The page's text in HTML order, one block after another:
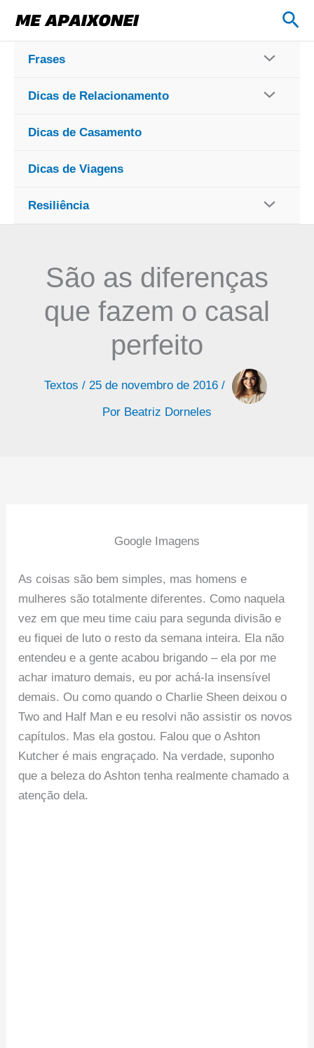
para
conteúdo
Frases
Dicas de Relacionamento
Dicas de Casamento
Dicas de Viagens
Resiliência
São as diferenças
que fazem o casal
perfeito
Textos / 25 de novembro de 2016 /
Por Beatriz Dorneles
Google Imagens
As coisas são bem simples, mas homens e
mulheres são totalmente diferentes. Como naquela
vez em que meu time caiu para segunda divisão e
eu fiquei de luto o resto da semana inteira. Ela não
entendeu e a gente acabou brigando – ela por me
achar imaturo demais, eu por achá-la insensível
demais. Ou como quando o Charlie Sheen deixou o
Two and Half Man e eu resolvi não assistir os novos
capítulos. Mas ela gostou. Falou que o Ashton
Kutcher é mais engraçado. Na verdade, suponho
que a beleza do Ashton tenha realmente chamado a
atenção dela.